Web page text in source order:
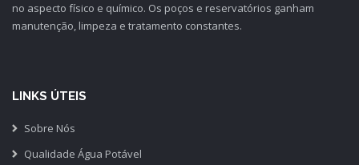
no aspecto físico e químico. Os poços e reservatórios ganham
manutenção, limpeza e tratamento constantes.
LINKS ÚTEIS
Sobre Nós
Qualidade Água Potável